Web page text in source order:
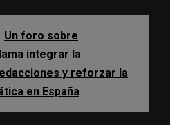
Un foro sobre
integrar la
y reforzar la
en España